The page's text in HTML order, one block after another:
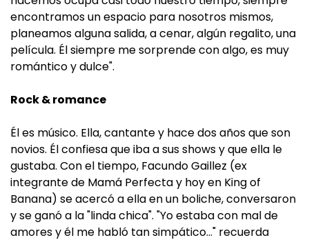
encontramos un espacio para nosotros mismos,
planeamos alguna salida, a cenar, algún regalito, una
película. Él siempre me sorprende con algo, es muy
romántico y dulce".
Rock & romance
Él es músico. Ella, cantante y hace dos años que son
novios. Él confiesa que iba a sus shows y que ella le
gustaba. Con el tiempo, Facundo Gaillez (ex
integrante de Mamá Perfecta y hoy en King of
Banana) se acercó a ella en un boliche, conversaron
y se ganó a la "linda chica". "Yo estaba con mal de
amores y él me habló tan simpático…" recuerda